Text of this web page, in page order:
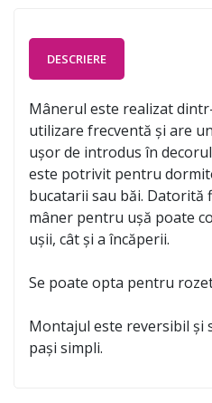
DESCRIERE
Mânerul este realizat
utilizare frecventă și are
ușor de introdus în
este potrivit pentru
bucatarii sau băi. Datorită
mâner pentru ușă poate
ușii, cât și a încăperii.
Se poate opta pentru
Montajul este reversibil și
pași simpli.